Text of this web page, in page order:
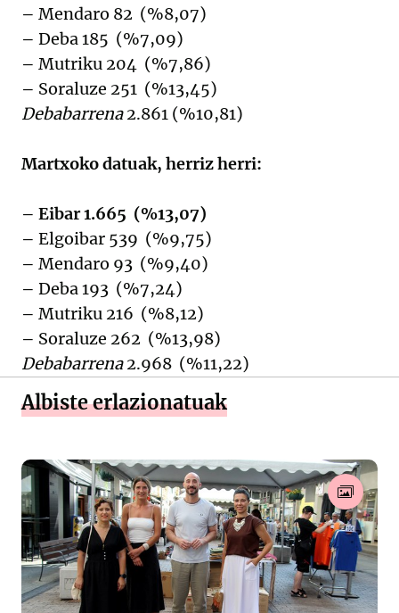
– Mendaro 82 (%8,07)
– Deba 185 (%7,09)
– Mutriku 204 (%7,86)
– Soraluze 251 (%13,45)
Debabarrena2.861 (%10,81)
Martxoko datuak, herriz herri:
– Eibar 1.665 (%13,07)
– Elgoibar 539 (%9,75)
– Mendaro 93 (%9,40)
– Deba 193 (%7,24)
– Mutriku 216 (%8,12)
– Soraluze 262 (%13,98)
Debabarrena2.968 (%11,22)
Albiste erlazionatuak